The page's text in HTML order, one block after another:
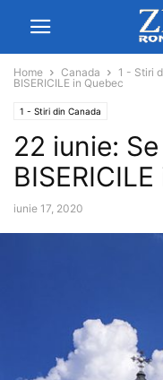
Home Canada 1 - Stiri
BISERICILE in Quebec
1 - Stiri din Canada
22 iunie:
iunie 17, 2020